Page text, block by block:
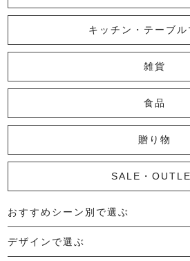
└ ポシェット・ショルダーバッグ
└ トートバッグ
└ 巾着バッグ
キッチン・テーブル
└ 蚊帳のふきん
└ かっぽう着・エプロン
└ その他キッチン小物
└ コースター
└ ランチョンマット・プレースマ
└ テーブルランナー・テーブルセ
雑貨
└ その他小物
└ タオル・ハンカチ
└ ポーチ
└ インテリア
食品
贈り物
SALE・
おすすめシーン別で選ぶ
└ 新生活
└ 和装
└ 旅行
└ 快眠
└ お祝い
デザインで選ぶ